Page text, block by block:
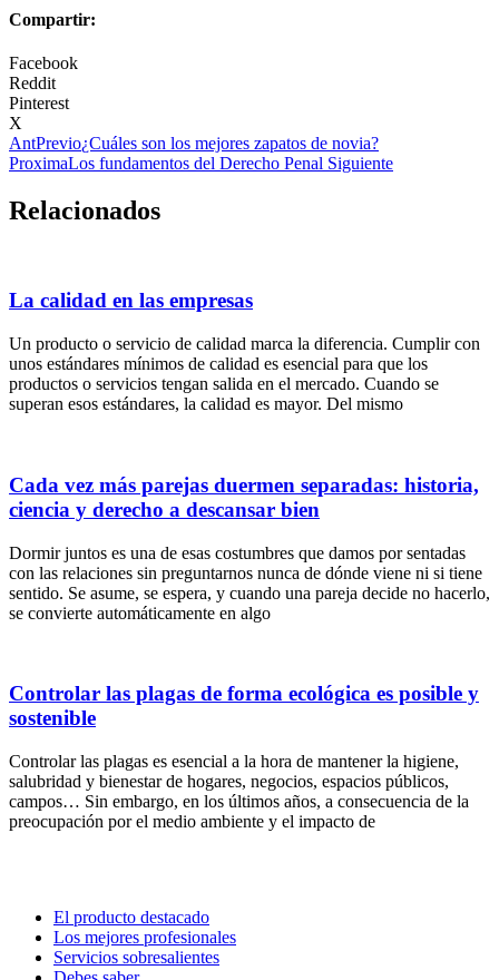
Compartir:
Facebook
Reddit
Pinterest
X
AntPrevio¿Cuáles son los mejores zapatos de novia?
ProximaLos fundamentos del Derecho Penal Siguiente
Relacionados
La calidad en las empresas
Un producto o servicio de calidad marca la diferencia. Cumplir con
unos estándares mínimos de calidad es esencial para que los
productos o servicios tengan salida en el mercado. Cuando se
superan esos estándares, la calidad es mayor. Del mismo
Cada vez más parejas duermen separadas: historia,
ciencia y derecho a descansar bien
Dormir juntos es una de esas costumbres que damos por sentadas
con las relaciones sin preguntarnos nunca de dónde viene ni si tiene
sentido. Se asume, se espera, y cuando una pareja decide no hacerlo,
se convierte automáticamente en algo
Controlar las plagas de forma ecológica es posible y
sostenible
Controlar las plagas es esencial a la hora de mantener la higiene,
salubridad y bienestar de hogares, negocios, espacios públicos,
campos… Sin embargo, en los últimos años, a consecuencia de la
preocupación por el medio ambiente y el impacto de
El producto destacado
Los mejores profesionales
Servicios sobresalientes